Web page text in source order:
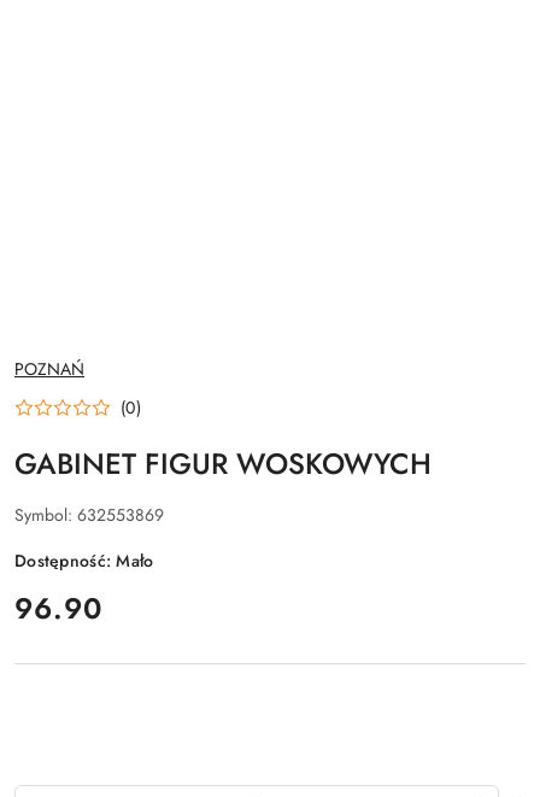
NAZWA
PRODUCENTA:
POZNAŃ
(0)
GABINET FIGUR WOSKOWYCH
Symbol: 632553869
Dostępność:Mało
cena:
96.90